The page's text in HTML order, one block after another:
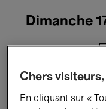
Dimanche
Tous les
Chers visiteurs,
En cliquant sur «